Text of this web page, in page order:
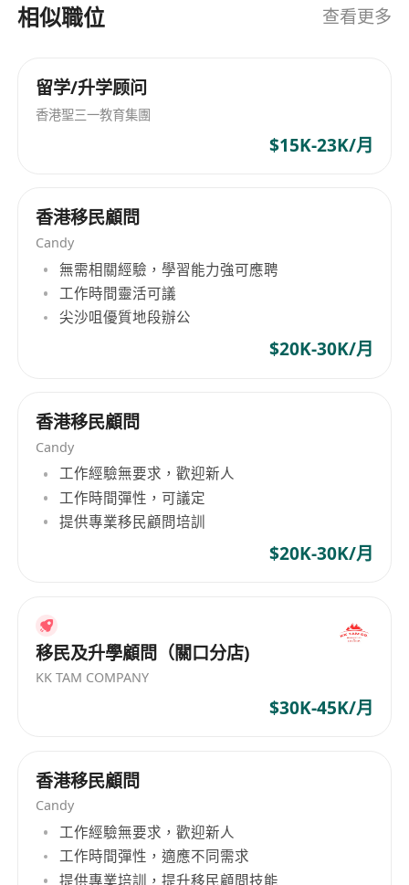
相似職位 查看更多
留学/升学顾问
香港聖三一教育集團
$15K-23K/月
香港移民顧問
Candy
無需相關經驗，學習能力強可應聘
工作時間靈活可議
尖沙咀優質地段辦公
$20K-30K/月
香港移民顧問
Candy
工作經驗無要求，歡迎新人
工作時間彈性，可議定
提供專業移民顧問培訓
$20K-30K/月
移民及升學顧問（關口分店)
KK TAM COMPANY
$30K-45K/月
香港移民顧問
Candy
工作經驗無要求，歡迎新人
工作時間彈性，適應不同需求
提供專業培訓，提升移民顧問技能